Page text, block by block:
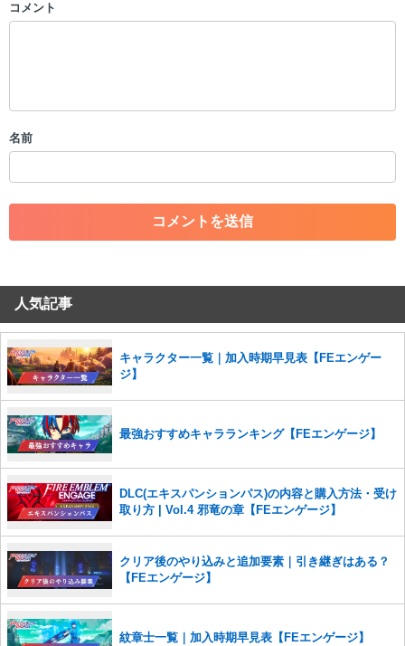
以下の書き込みを禁止とし、場合によってはコメント削除や書き込み制
・一度削除された投稿を再び投稿すること
・アカウントの売買など金銭が絡む内容の投稿
・各ゲームのネタバレを含む内容の投稿
・その他、管理者が不適切と判断した投稿
コメントの削除を申請する
せていただきます。ご了承ください。
※一度削除したコメントは復元ができませんのでご注意くだ
さい。
った場合は、法的措置をとらせていただく場合もございますので、あら
かじめご理解くださいませ。
コメント
名前
人気記事
キャラクター一覧｜加入時期早見表【FEエンゲー
ジ】
最強おすすめキャラランキング【FEエンゲージ】
DLC(エキスパンションパス)の内容と購入方法・受け
取り方 | Vol.4 邪竜の章【FEエンゲージ】
クリア後のやり込みと追加要素｜引き継ぎはある？
【FEエンゲージ】
紋章士一覧｜加入時期早見表【FEエンゲージ】